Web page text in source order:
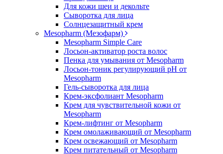
Для кожи шеи и декольте
Сыворотка для лица
Солнцезащитный крем
Mesopharm (Мезофарм)
Mesopharm Simple Care
Лосьон-активатор роста волос
Пенка для умывания от Mesopharm
Лосьон-тоник регулирующий рН от
Mesopharm
Гель-сыворотка для лица
Крем-эксфолиант Mesopharm
Крем для чувствительной кожи от
Mesopharm
Крем-лифтинг от Mesopharm
Крем омолаживающий от Mesopharm
Крем освежающий от Mesopharm
Крем питательный от Mesopharm